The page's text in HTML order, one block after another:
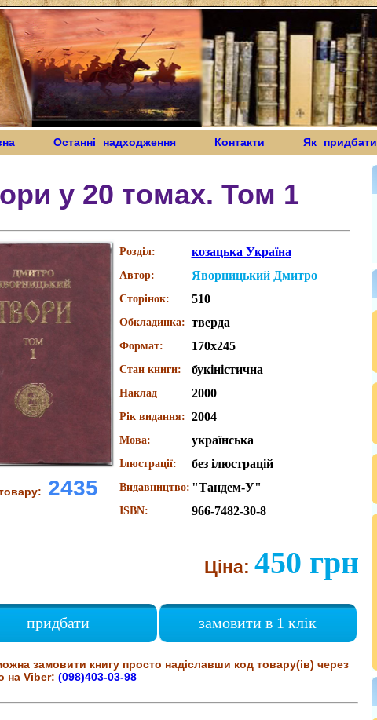
Останні надходження Контакти Як придбати
у 20 томах. Том 1
2435
Розділ: козацька Україна
Автор: Яворницький Дмитро
Сторінок: 510
Обкладинка: тверда
Формат: 170х245
Стан книги: букіністична
Наклад 2000
Рік видання: 2004
Мова: українська
Ілюстрації: без ілюстрацій
Видавництво: "Тандем-У"
ISBN: 966-7482-30-8
Ціна: 450 грн
придбати замовити в 1 клік
замовити книгу просто надіславши код товару(ів) через
на Viber: (098)403-03-98